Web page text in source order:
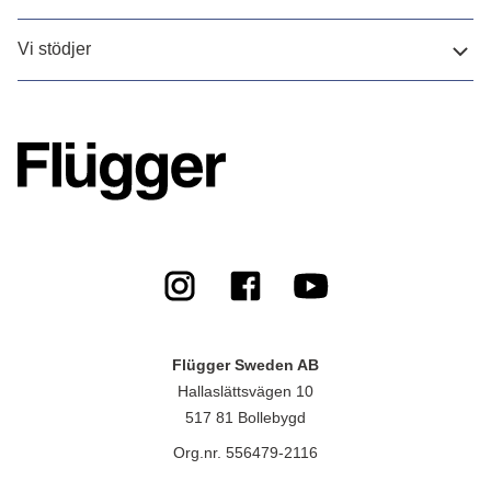
Vi stödjer
Flügger Sweden AB
Hallaslättsvägen 10
517 81 Bollebygd
Org.nr. 556479-2116